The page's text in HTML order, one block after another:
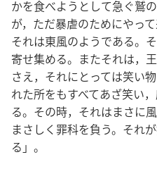
かを食べようとして急ぐ鷲
が，ただ暴虐のためにやっ
それは東風のようである。
寄せ集める。またそれは，
さえ，それにとっては笑い
れた所をもすべてあざ笑い
る。その時，それはまさに
まさしく罪科を負う。それ
る」。